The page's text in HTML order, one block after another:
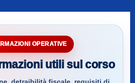
OPERATIVE
utili sul corso